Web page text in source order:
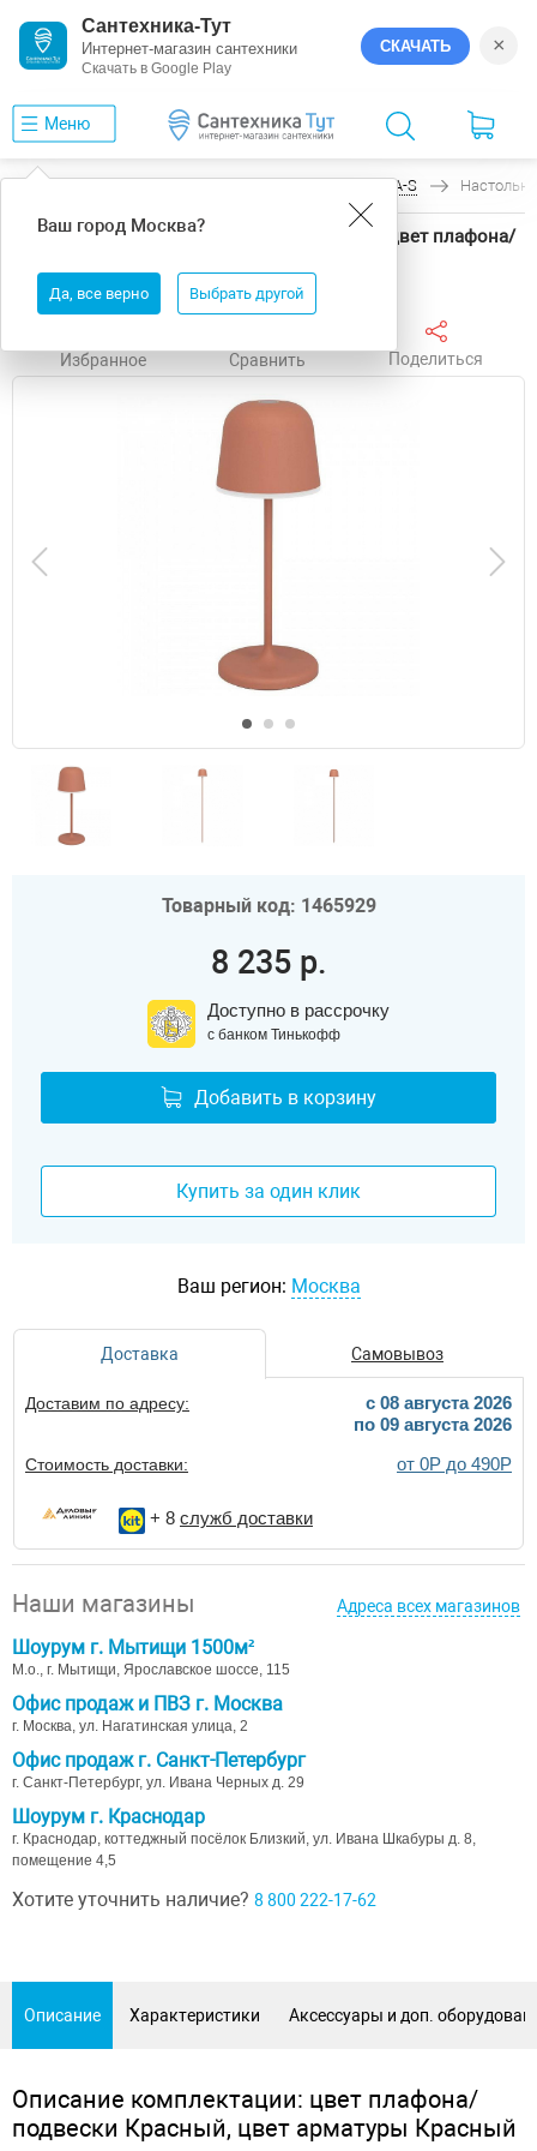
Сантехника-Тут
Интернет-магазин сантехники
Скачать в Google Play
СКАЧАТЬ ×
Меню
Ваш город Москва?
Да, все верно Выбрать другой
MANNERA-S
Настольная лампа Eglo MANNERA-S 901938 цвет плафона/
Избранное Сравнить Поделиться
Товарный код: 1465929
8 235 р.
Доступно в рассрочку
с банком Тинькофф
Добавить в корзину
Купить за один клик
Ваш регион: Москва
Доставка Самовывоз
Доставим по адресу:
c 08 августа 2026
по 09 августа 2026
Стоимость доставки: от 0Р до 490Р
+ 8 служб доставки
Наши магазины Адреса всех магазинов
Шоурум г. Мытищи 1500м²
М.о., г. Мытищи, Ярославское шоссе, 115
Офис продаж и ПВЗ г. Москва
г. Москва, ул. Нагатинская улица, 2
Офис продаж г. Санкт-Петербург
г. Санкт-Петербург, ул. Ивана Черных д. 29
Шоурум г. Краснодар
г. Краснодар, коттеджный посёлок Близкий, ул. Ивана Шкабуры д. 8,
помещение 4,5
Хотите уточнить наличие? 8 800 222-17-62
Описание Характеристики Аксессуары и доп.
Описание комплектации: цвет плафона/
подвески Красный, цвет арматуры Красный